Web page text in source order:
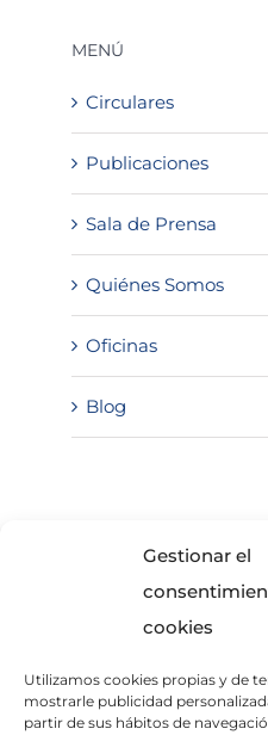
Gestionar el
cookies
Utilizamos cookies propias y de
mostrarle publicidad
partir de sus hábitos de
MENÚ
Circulares
Publicaciones
Sala de Prensa
Quiénes Somos
Oficinas
Blog